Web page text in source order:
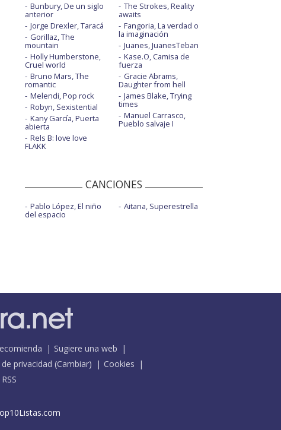
Bunbury, De un siglo
anterior
Jorge Drexler, Taracá
Gorillaz, The
mountain
Holly Humberstone,
Cruel world
Bruno Mars, The
romantic
Melendi, Pop rock
Robyn, Sexistential
Kany García, Puerta
abierta
Rels B: love love
FLAKK
The Strokes, Reality
awaits
Fangoria, La verdad o
la imaginación
Juanes, JuanesTeban
Kase.O, Camisa de
fuerza
Gracie Abrams,
Daughter from hell
James Blake, Trying
times
Manuel Carrasco,
Pueblo salvaje I
CANCIONES
Pablo López, El niño
del espacio
Aitana, Superestrella
Sugiere una web
privacidad (Cambiar)
Cookies
RSS